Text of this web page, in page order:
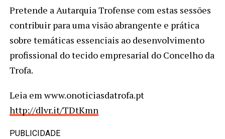
Pretende a Autarquia Trofense com estas sessões
contribuir para uma visão abrangente e prática
sobre temáticas essenciais ao desenvolvimento
profissional do tecido empresarial do Concelho da
Trofa.
Leia em www.onoticiasdatrofa.pt
http://dlvr.it/TDtKmn
PUBLICIDADE